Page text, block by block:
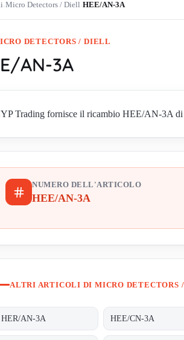
›Micro Detectors / Diell›HEE/AN-3A
DETECTORS / DIELL
AN-3A
Trading fornisce il ricambio HEE/AN-3A
NUMERO DELL'ARTICOLO
HEE/AN-3A
ALTRI ARTICOLI DI MICRO DETECTORS
HER/AN-3A HEE/CN-3A